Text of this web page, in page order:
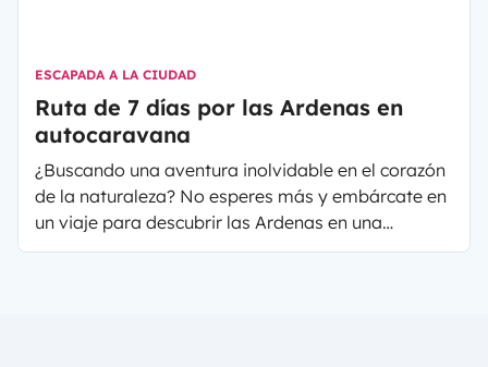
ESCAPADA A LA CIUDAD
Ruta de 7 días por las Ardenas en
autocaravana
¿Buscando una aventura inolvidable en el corazón
de la naturaleza? No esperes más y embárcate en
un viaje para descubrir las Ardenas en una
autocaravana o furgoneta camper de alquiler en